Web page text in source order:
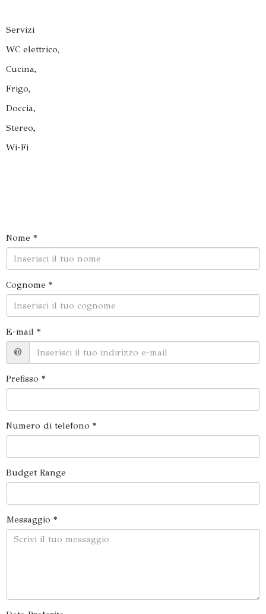
Servizi
WC elettrico,
Cucina,
Frigo,
Doccia,
Stereo,
Wi-Fi
Nome *
Cognome *
E-mail *
@
Prefisso *
Numero di telefono *
Budget Range
Messaggio *